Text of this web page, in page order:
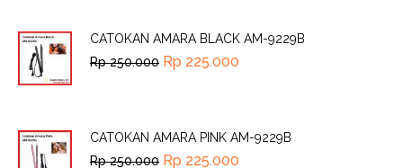
CATOKAN AMARA BLACK AM-9229B
Rp250.000 Rp 225.000
CATOKAN AMARA PINK AM-9229B
Rp250.000 Rp 225.000